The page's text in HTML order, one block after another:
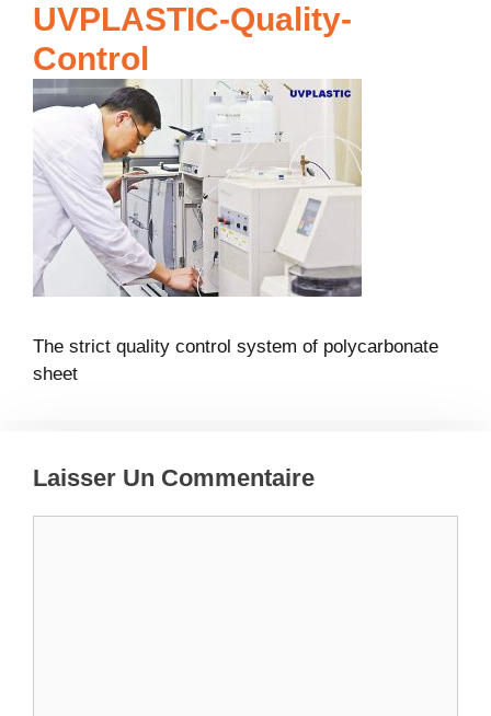
UVPLASTIC-Quality-
Control
The strict quality control system of polycarbonate
sheet
Laisser Un Commentaire